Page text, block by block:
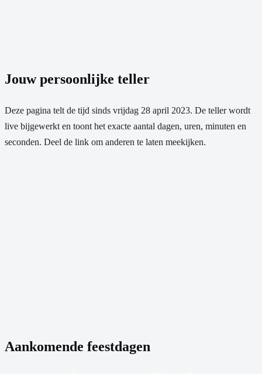
Jouw persoonlijke teller
Deze pagina telt de tijd sinds vrijdag 28 april 2023. De teller wordt
live bijgewerkt en toont het exacte aantal dagen, uren, minuten en
seconden. Deel de link om anderen te laten meekijken.
Aankomende feestdagen